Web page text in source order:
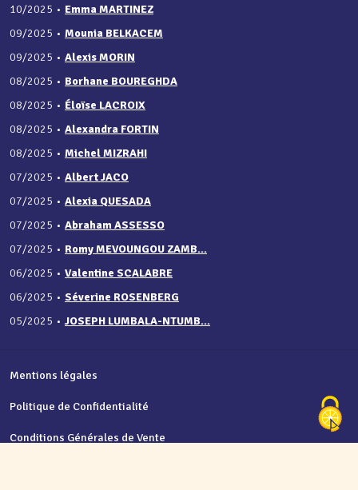
10/2025 • Emma MARTINEZ
09/2025 • Mounia BELKACEM
09/2025 • Alexis MORIN
08/2025 • Borhane BOUREGHDA
08/2025 • Éloïse LACROIX
08/2025 • Alexandra FORTIN
08/2025 • Michel MIZRAHI
07/2025 • Albert JACO
07/2025 • Alexia QUESADA
07/2025 • Abraham ASSESSO
07/2025 • Romy MEVOUNGOU ZAMB...
06/2025 • Valentine SCALABRE
06/2025 • Séverine ROSENBERG
05/2025 • JOSEPH LUMBALA-NTUMB...
Mentions légales
Politique de Confidentialité
Conditions Générales de Vente